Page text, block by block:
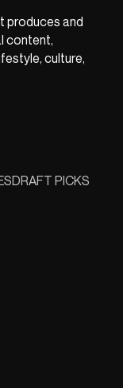
produces and
content,
culture,
DRAFT PICKS